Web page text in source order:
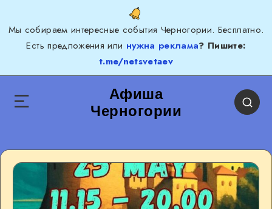
Мы собираем интересные события Черногории. Бесплатно.
Есть предложения или нужна реклама? Пишите:
t.me/netsvetaev
Афиша
Черногории